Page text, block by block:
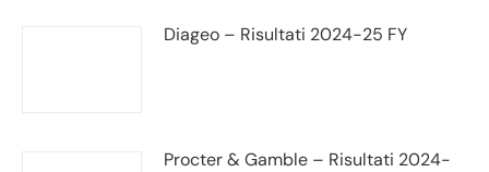
Diageo – Risultati 2024-25 FY
Procter & Gamble – Risultati 2024-